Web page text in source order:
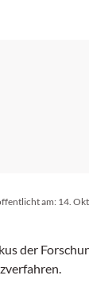
am: 14.
der